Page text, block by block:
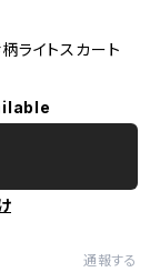
ライトスカート
通報する